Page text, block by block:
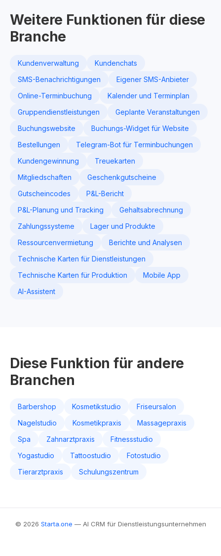
Weitere Funktionen für diese
Branche
Kundenverwaltung
Kundenchats
SMS-Benachrichtigungen
Eigener SMS-Anbieter
Online-Terminbuchung
Kalender und Terminplan
Gruppendienstleistungen
Geplante Veranstaltungen
Buchungswebsite
Buchungs-Widget für Website
Bestellungen
Telegram-Bot für Terminbuchungen
Kundengewinnung
Treuekarten
Mitgliedschaften
Geschenkgutscheine
Gutscheincodes
P&L-Bericht
P&L-Planung und Tracking
Gehaltsabrechnung
Zahlungssysteme
Lager und Produkte
Ressourcenvermietung
Berichte und Analysen
Technische Karten für Dienstleistungen
Technische Karten für Produktion
Mobile App
AI-Assistent
Diese Funktion für andere
Branchen
Barbershop Kosmetikstudio
Friseursalon
Nagelstudio
Kosmetikpraxis
Massagepraxis
Spa
Zahnarztpraxis
Fitnessstudio
Yogastudio
Tattoostudio
Fotostudio
Tierarztpraxis
Schulungszentrum
© 2026 Starta.one — AI CRM für Dienstleistungsunternehmen